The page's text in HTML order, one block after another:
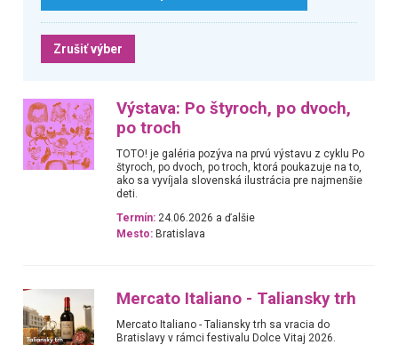
Zrušiť výber
Výstava: Po štyroch, po dvoch,
po troch
TOTO! je galéria pozýva na prvú výstavu z cyklu Po
štyroch, po dvoch, po troch, ktorá poukazuje na to,
ako sa vyvíjala slovenská ilustrácia pre najmenšie
deti.
Termín: 24.06.2026 a ďalšie
Mesto: Bratislava
Mercato Italiano - Taliansky trh
Mercato Italiano - Taliansky trh sa vracia do
Bratislavy v rámci festivalu Dolce Vitaj 2026.